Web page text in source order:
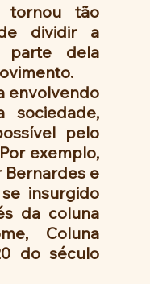
tornou tão
dividir a
parte dela
envolvendo
sociedade,
pelo
exemplo,
Bernardes e
insurgido
da coluna
Coluna
do século